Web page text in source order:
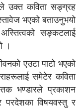
उक्त कविता सङ्ग्रह
भएको बताउनुभयो
सङ्कटलाई
।
एउटा पाटो भएको
समेटेर कविता
भण्डारले प्रकाशन
परदेशका विषयवस्तु र